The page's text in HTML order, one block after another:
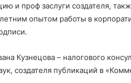
и проф заслуги создателя,
опытом работы в
Кузнецова – налогового
создателя публикаций в